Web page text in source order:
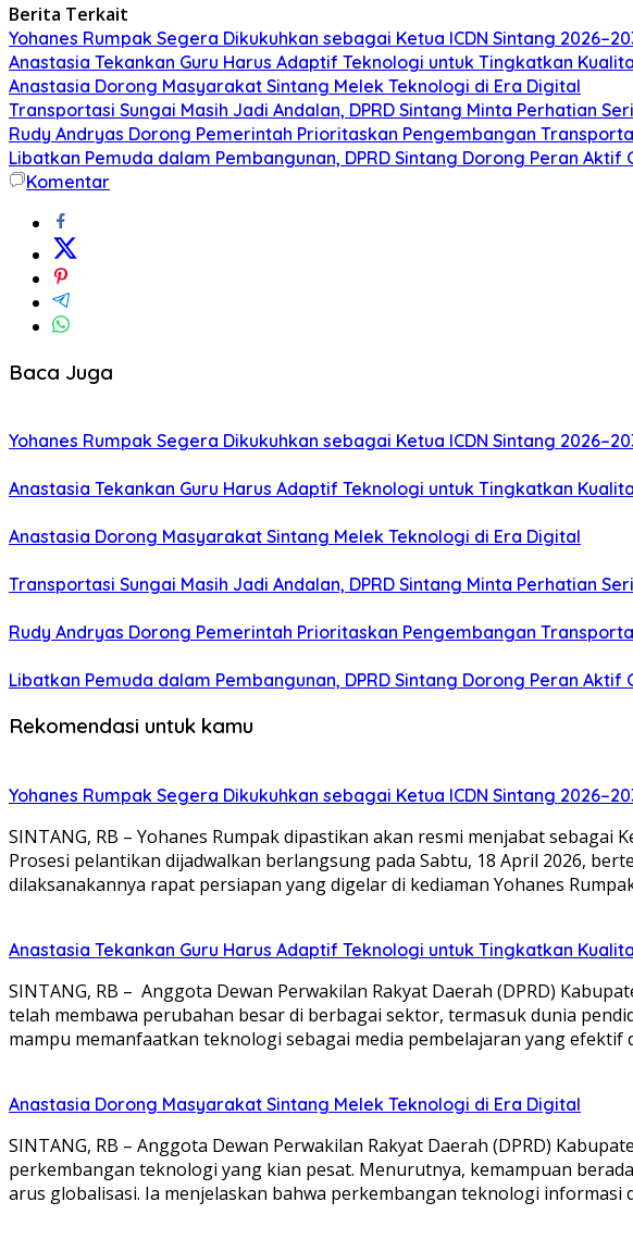
Berita Terkait
Yohanes Rumpak Segera Dikukuhkan sebagai Ketua ICDN Sintang
Anastasia Tekankan Guru Harus Adaptif Teknologi untuk Tingkatkan
Anastasia Dorong Masyarakat Sintang Melek Teknologi di Era Digital
Transportasi Sungai Masih Jadi Andalan, DPRD Sintang Minta Perhatian
Rudy Andryas Dorong Pemerintah Prioritaskan Pengembangan
Libatkan Pemuda dalam Pembangunan, DPRD Sintang Dorong Peran Aktif
Komentar
Baca Juga
Yohanes Rumpak Segera Dikukuhkan sebagai Ketua ICDN Sintang
Anastasia Tekankan Guru Harus Adaptif Teknologi untuk Tingkatkan
Anastasia Dorong Masyarakat Sintang Melek Teknologi di Era Digital
Transportasi Sungai Masih Jadi Andalan, DPRD Sintang Minta Perhatian
Rudy Andryas Dorong Pemerintah Prioritaskan Pengembangan
Libatkan Pemuda dalam Pembangunan, DPRD Sintang Dorong Peran Aktif
Rekomendasi untuk kamu
Yohanes Rumpak Segera Dikukuhkan sebagai Ketua ICDN Sintang
SINTANG, RB – Yohanes Rumpak dipastikan akan resmi menjabat
Prosesi pelantikan dijadwalkan berlangsung pada Sabtu, 18 April 2026,
dilaksanakannya rapat persiapan yang digelar di kediaman Yohanes
Anastasia Tekankan Guru Harus Adaptif Teknologi untuk Tingkatkan
SINTANG, RB – Anggota Dewan Perwakilan Rakyat Daerah (DPRD)
telah membawa perubahan besar di berbagai sektor, termasuk dunia
mampu memanfaatkan teknologi sebagai media pembelajaran yang
Anastasia Dorong Masyarakat Sintang Melek Teknologi di Era Digital
SINTANG, RB – Anggota Dewan Perwakilan Rakyat Daerah (DPRD)
perkembangan teknologi yang kian pesat. Menurutnya, kemampuan
arus globalisasi. Ia menjelaskan bahwa perkembangan teknologi